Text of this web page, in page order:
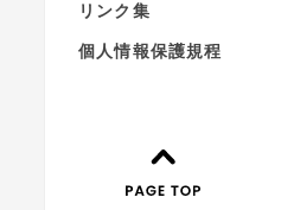
リンク集
個人情報保護規程